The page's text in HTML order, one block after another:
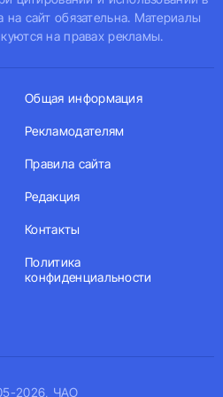
на сайт обязательна. Материалы
на правах рекламы.
2026, ЧАО
Общая информация
Рекламодателям
Правила сайта
Редакция
Контакты
Политика
конфиденциальности